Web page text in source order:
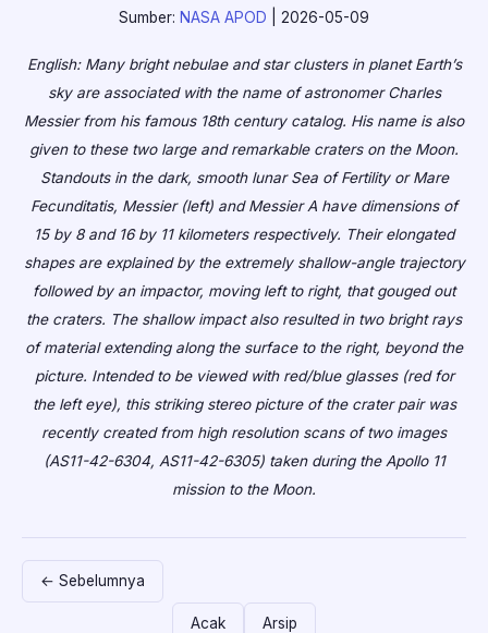
Sumber: NASA APOD | 2026-05-09
English: Many bright nebulae and star clusters in planet Earth’s
sky are associated with the name of astronomer Charles
Messier from his famous 18th century catalog. His name is also
given to these two large and remarkable craters on the Moon.
Standouts in the dark, smooth lunar Sea of Fertility or Mare
Fecunditatis, Messier (left) and Messier A have dimensions of
15 by 8 and 16 by 11 kilometers respectively. Their elongated
shapes are explained by the extremely shallow-angle trajectory
followed by an impactor, moving left to right, that gouged out
the craters. The shallow impact also resulted in two bright rays
of material extending along the surface to the right, beyond the
picture. Intended to be viewed with red/blue glasses (red for
the left eye), this striking stereo picture of the crater pair was
recently created from high resolution scans of two images
(AS11-42-6304, AS11-42-6305) taken during the Apollo 11
mission to the Moon.
← Sebelumnya
Acak Arsip